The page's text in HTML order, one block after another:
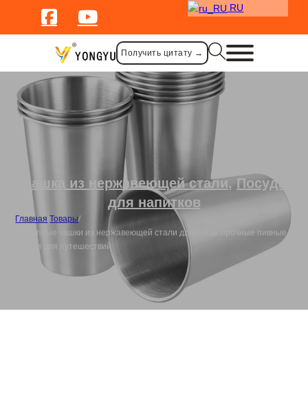
RU
Получить цитату →
Чашка из нержавеющей стали, Посуда
для напитков
Главная /Товары/
Насыпные чашки из нержавеющей стали для питья прочные пивные
кружки для путешествий